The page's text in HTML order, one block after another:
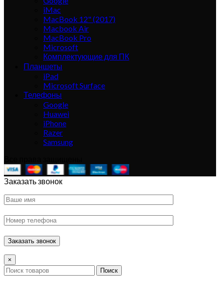
iMac
MacBook 12" (2017)
Macbook Air
MacBook Pro
Microsoft
Комплектующие для ПК
Планшеты
iPad
Microsoft Surface
Телефоны
Google
Huawei
iPhone
Razer
Samsung
Заказать звонок
×
Поиск